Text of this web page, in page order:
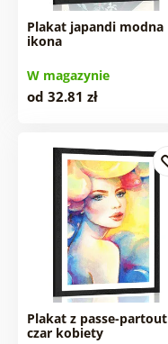
Plakat japandi modna
ikona
W magazynie
od 32.81 zł
Plakat z passe-partout
czar kobiety